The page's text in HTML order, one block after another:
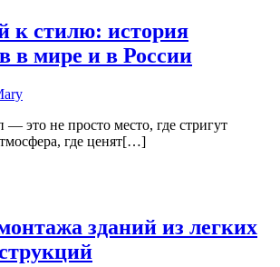
к стилю: история
в мире и в России
это не просто место, где стригут
где ценят[…]
зданий из легких